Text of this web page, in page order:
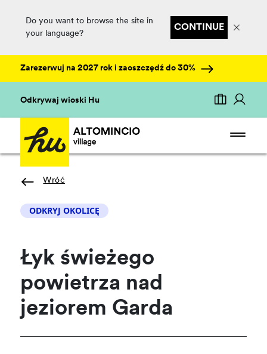
Do you want to browse the site in
your language?
CONTINUE
Zarezerwuj na 2027 rok i zaoszczędź do 30%
Odkrywaj wioski Hu
Wróć
ODKRYJ OKOLICĘ
Łyk świeżego
powietrza nad
jeziorem Garda